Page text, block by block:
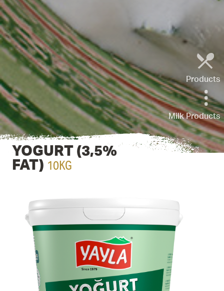
Products
Milk Products
YOGURT (3,5%
FAT) 10KG